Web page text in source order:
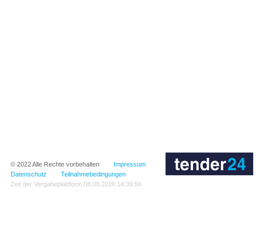
© 2022Alle Rechte vorbehalten
Impressum
Datenschutz
Teilnahmebedingungen
Zeit der Vergabeplattform 08.08.2026 14:39:56